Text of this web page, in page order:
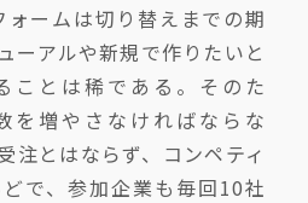
ームは切り替えまでの期
ーアルや新規で作りたいと
ことは稀である。そのた
を増やさなければならな
注とはならず、コンペティ
で、参加企業も毎回10社